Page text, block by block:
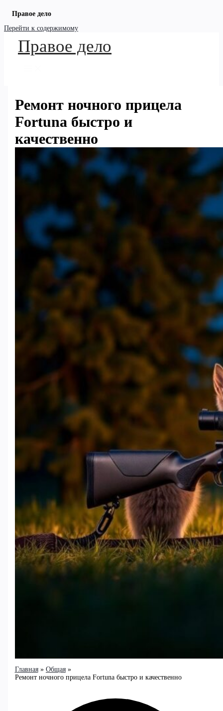
Правое дело
Перейти к содержимому
Правое дело
Ремонт ночного прицела
Fortuna быстро и
качественно
Главная
Общая
Ремонт ночного прицела Fortuna быстро и качественно